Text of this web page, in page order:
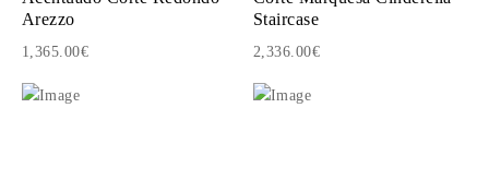
Arezzo
1,365.00€
Staircase
2,336.00€